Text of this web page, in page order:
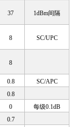
37 1dBm间隔
8 SC/UPC
8
0.8
SC/APC
0.8
0 每级0.1dB
0.7